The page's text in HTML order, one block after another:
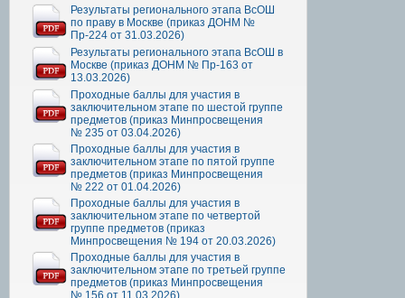
Результаты регионального этапа ВсОШ
по праву в Москве (приказ ДОНМ №
Пр-224 от 31.03.2026)
Результаты регионального этапа ВсОШ в
Москве (приказ ДОНМ № Пр-163 от
13.03.2026)
Проходные баллы для участия в
заключительном этапе по шестой группе
предметов (приказ Минпросвещения
№ 235 от 03.04.2026)
Проходные баллы для участия в
заключительном этапе по пятой группе
предметов (приказ Минпросвещения
№ 222 от 01.04.2026)
Проходные баллы для участия в
заключительном этапе по четвертой
группе предметов (приказ
Минпросвещения № 194 от 20.03.2026)
Проходные баллы для участия в
заключительном этапе по третьей группе
предметов (приказ Минпросвещения
№ 156 от 11.03.2026)